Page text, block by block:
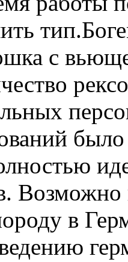
с
Возможно
в